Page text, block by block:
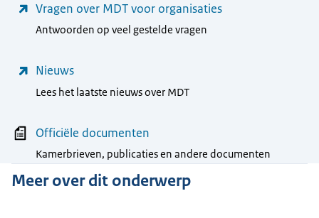
Vragen over MDT voor organisaties
Antwoorden op veel gestelde vragen
Nieuws
Lees het laatste nieuws over MDT
Officiële documenten
Kamerbrieven, publicaties en andere documenten
Meer over dit onderwerp